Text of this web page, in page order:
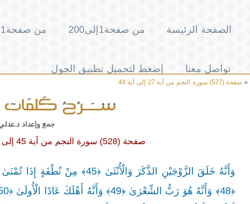
الصفحة الرئيسة من صفحة1إلى200 من صفحة201إلى400
تواصل معنا إضغط لتحميل تطبيق الجول
« صفحة (527) سورة النجم من آية 27 إلى آية 44
صفحة (528) سورة النجم من آية 45 إلى آية 62 وسورة القمر من آية 1 إلى آية 6